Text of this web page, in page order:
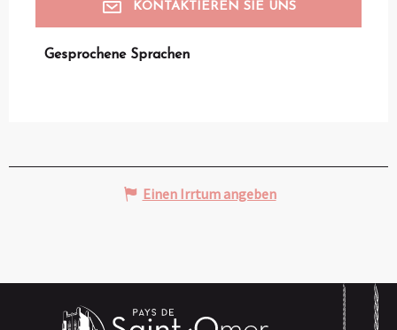
KONTAKTIEREN SIE UNS
Gesprochene Sprachen
Gesprochene Sprachen
Einen Irrtum angeben